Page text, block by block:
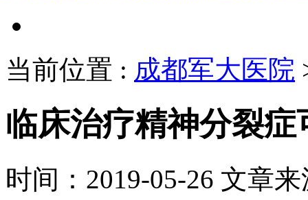
当前位置 : 成都军大医院
临床治疗精神分裂
时间：2019-05-26 文章